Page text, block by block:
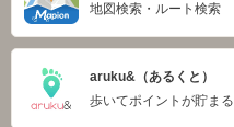
地図検索・ルート検索
aruku&（あるくと）
歩いてポイントが貯まる